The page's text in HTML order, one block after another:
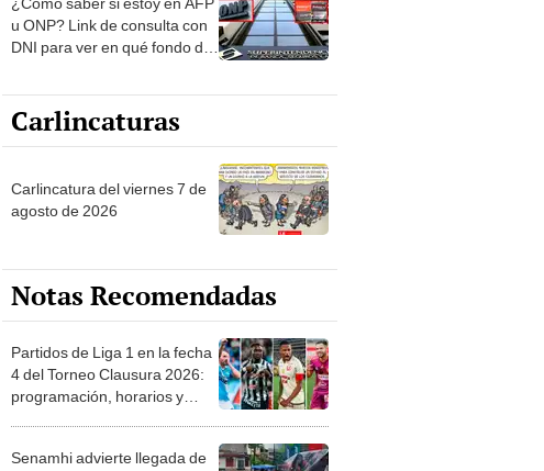
u ONP? Link de consulta con
DNI para ver en qué fondo de
pensiones estás
Carlincaturas
agosto de 2026
Notas Recomendadas
4 del Torneo Clausura 2026:
programación, horarios y
dónde ver
LLUVIAS EXTREMAS en 65